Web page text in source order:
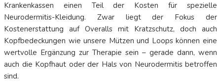
Krankenkassen einen Teil der Kosten für spezielle
Neurodermitis-Kleidung. Zwar liegt der Fokus der
Kostenerstattung auf Overalls mit Kratzschutz, doch auch
Kopfbedeckungen wie unsere Mützen und Loops können eine
wertvolle Ergänzung zur Therapie sein – gerade dann, wenn
auch die Kopfhaut oder der Hals von Neurodermitis betroffen
sind.